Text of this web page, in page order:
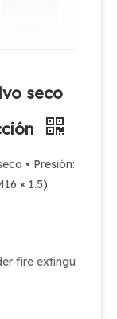
seco
• Presión:
× 1.5)
fire extingu